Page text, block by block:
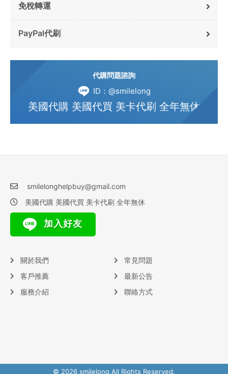
免稅轉運
PayPal代刷
代購問題諮詢
ID：@smilelong
美國代購 美國代買 美卡代刷 全年無休
smilelonghelpbuy@gmail.com
美國代購 美國代買 美卡代刷 全年無休
加入好友
關於我們
客戶推薦
服務介紹
常見問題
最新公告
聯絡方式
© 2026 smilelong All Rights Reserved.